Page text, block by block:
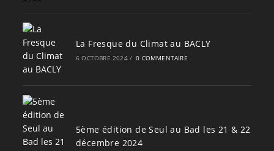
La Fresque du Climat au BACLY
6 OCTOBRE 2024 / 0 COMMENTAIRE
5ème édition de Seul au Bad les 21 & 22
décembre 2024